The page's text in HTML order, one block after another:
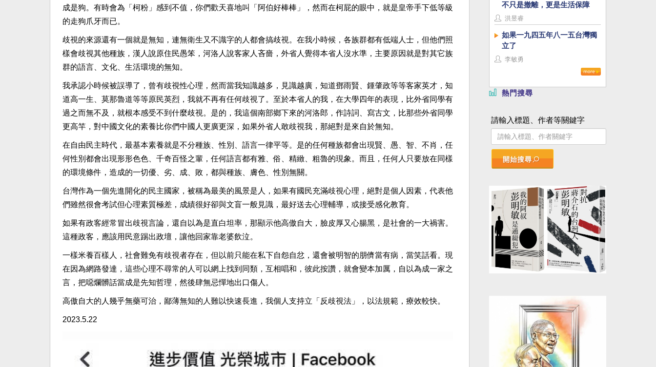
成是狗。有時會為「柯粉」感到不值，你們歡天喜地叫「阿伯好棒棒」，然而在柯屁的眼中，就是皇帝手下低等級
的走狗爪牙而已。
歧視的來源還有一個就是無知，連無衛生又不識字的人都會搞歧視。在我小時候，各族群都有低端人士，但他們照
樣會歧視其他種族，漢人說原住民愚笨，河洛人說客家人吝嗇，外省人覺得本省人沒水準，主要原因就是對其它族
群的語言、文化、生活環境的無知。
我承認小時候被誤導了，曾有歧視性心理，然而當我知識越多，見識越廣，知道鄧雨賢、鍾肇政等等客家英才，知
道高一生、莫那魯道等等原民英烈，我就不再有任何歧視了。至於本省人的我，在大學四年的表現，比外省同學有
過之而無不及，就根本感受不到什麼歧視。是的，我這個南部鄉下來的河洛郎，作詩詞、寫古文，比那些外省同學
更高竿，對中國文化的素養比你們中國人更廣更深，如果外省人敢歧視我，那絕對是來自於無知。
在自由民主時代，最基本素養就是不分種族、性別、語言一律平等。是的任何種族都會出現賢、愚、智、不肖，任
何性別都會出現形形色色、千奇百怪之輩，任何語言都有雅、俗、精緻、粗魯的現象。而且，任何人只要放在同樣
的環境條件，造成的一切優、劣、成、敗，都與種族、膚色、性別無關。
台灣作為一個先進開化的民主國家，被稱為最美的風景是人，如果有國民充滿歧視心理，絕對是個人因素，代表他
們雖然很會考試但心理素質極差，成績很好卻與文盲一般見識，最好送去心理輔導，或接受感化教育。
如果有政客經常冒出歧視言論，還自以為是直白坦率，那顯示他高傲自大，臉皮厚又心腸黑，是社會的一大禍害。
這種政客，應該用民意踢出政壇，讓他回家靠老婆飲泣。
一樣米養百樣人，社會難免有歧視者存在，但以前只能在私下自怨自忿，還會被明智的朋儕當有病，當笑話看。現
在因為網路發達，這些心理不尋常的人可以網上找到同類，互相唱和，彼此按讚，就會變本加厲，自以為成一家之
言，把噁爛髒話當成是先知哲理，然後肆無忌憚地出口傷人。
高傲自大的人幾乎無藥可治，鄙薄無知的人難以快速長進，我個人支持立「反歧視法」，以法規範，療效較快。
2023.5.22
不只是撤離，更是生活保障
洪昱睿
如果一九四五年八一五台灣獨
立了
李敏勇
熱門搜尋
請輸入標題、作者等關鍵字
開始搜尋